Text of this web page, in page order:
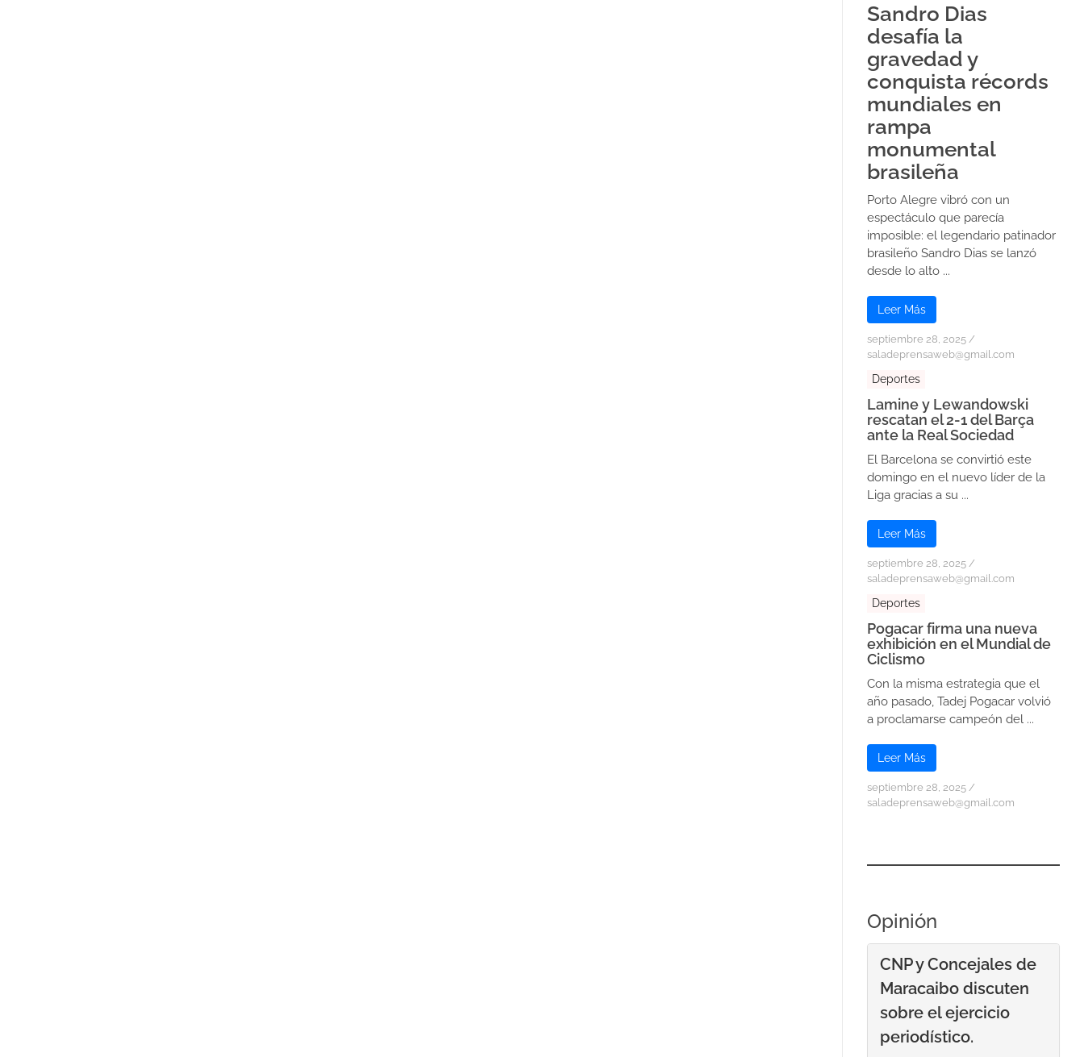
Sandro Dias
desafía la
gravedad y
conquista récords
mundiales en
rampa
monumental
brasileña
Porto Alegre vibró con un
espectáculo que parecía
imposible: el legendario patinador
brasileño Sandro Dias se lanzó
desde lo alto ...
Leer Más
septiembre 28, 2025 /
saladeprensaweb@gmail.com
Deportes
Lamine y Lewandowski
rescatan el 2-1 del Barça
ante la Real Sociedad
El Barcelona se convirtió este
domingo en el nuevo líder de la
Liga gracias a su ...
Leer Más
septiembre 28, 2025 /
saladeprensaweb@gmail.com
Deportes
Pogacar firma una nueva
exhibición en el Mundial de
Ciclismo
Con la misma estrategia que el
año pasado, Tadej Pogacar volvió
a proclamarse campeón del ...
Leer Más
septiembre 28, 2025 /
saladeprensaweb@gmail.com
Opinión
CNP y Concejales de
Maracaibo discuten
sobre el ejercicio
periodístico.